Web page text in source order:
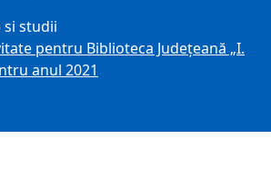
si studii
pentru Biblioteca Judeţeană „I.
anul 2021